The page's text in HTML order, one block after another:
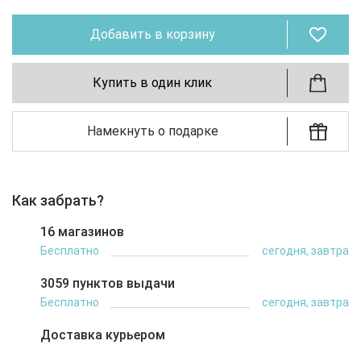
Добавить в корзину
Купить в один клик
Намекнуть о подарке
Как забрать?
16 магазинов
Бесплатно сегодня, завтра
3059 пунктов выдачи
Бесплатно сегодня, завтра
Доставка курьером